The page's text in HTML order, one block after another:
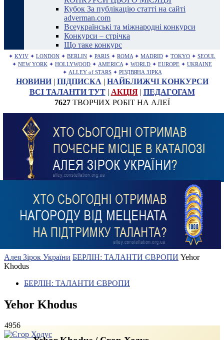
Кубок За публікацію статті на сайті
adverman.com
Всеукраїнські та міжнародні конкурси
Конкурси – стрічка
Що таке конкурс
✦ KYIV ✦ LONDON ✦ BERLIN ✦ PARIS ✦ ROMA ✦ MADRID ✦ TOKYO ✦ SEOUL
✦ NEW YORK ✦ HOLLYWOOD ✦ AMERICA ✦ WORLD ✦ EUROPE ✦ UKRAINE
✦ ALLEY of STARS ✦ РІЗДВЯНА ЗІРКА
НОВИНИ| ПІДПИСКА | НАЙБЛИЖЧІ КОНКУРСИ
ВСІ ТАЛАНТИ ТУТ| АКЦІЯ| ПЕДАГОГАМ
7627ТВОРЧИХ РОБІТ НА АЛЕЇ
Алея Зірок України БЕРЛІН: ТАЛАНТИ ЄВРОПИ Yehor
Khodus
БЕРЛІН: ТАЛАНТИ ЄВРОПИ
Yehor Khodus
4956